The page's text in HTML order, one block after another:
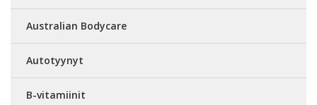
Australian Bodycare
Autotyynyt
B-vitamiinit